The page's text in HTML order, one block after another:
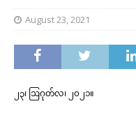
August 23, 2021
၂၃၊ ဩဂုတ်လ၊ ၂၀၂၁။